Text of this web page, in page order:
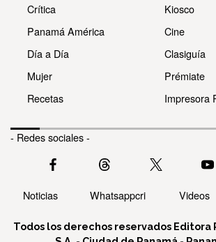
Crítica
Panamá América
Día a Día
Mujer
Recetas
Kiosco
Cine
Clasiguía
Prémiate
Impresora
- Redes sociales -
Noticias Whatsappcri Videos
Todos los derechos reservados Editora